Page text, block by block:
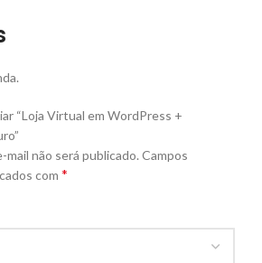
“Loja Virtual em WordPress +
não será publicado. Campos
com *